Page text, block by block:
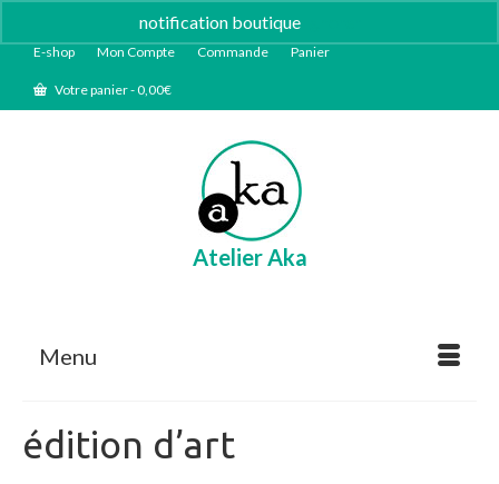
notification boutique
E-shop Mon Compte Commande Panier
Votre panier-0,00€
Atelier Aka
Menu
édition d’art